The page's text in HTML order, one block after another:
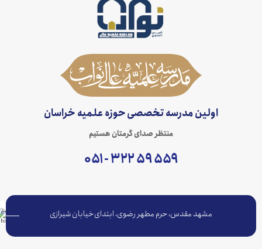
اولین مدرسه تخصصی حوزه علمیه خراسان
منتظر صدای گرمتان هستیم
مشهد مقدس، حرم مطهر رضوی، ابتدای خیابان شیرازی